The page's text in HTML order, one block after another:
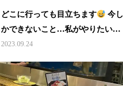
どこに行っても目立ちます
今し
かできないこと…私がやりたいこ
と… 周りと違えば、周りの批評、
多い。 でもきっと、今しかできな
2023.09.24